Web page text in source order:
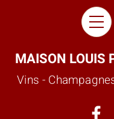
MAISON LOUIS
Vins -